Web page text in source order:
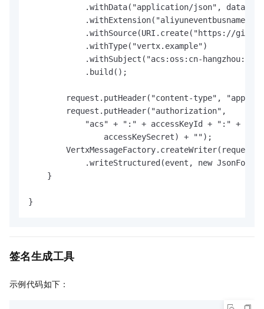
.withData("application/json",
.withExtension("aliyuneventbusname",
.withSource(URI.create("https://
            .withType("vertx.example")
.withSubject("acs:oss:cn-
            .build();
request.putHeader("content-type",
        request.putHeader("authorization",
"acs" + ":" + accessKeyId + ":" +
                accessKeySecret) + "");
        VertxMessageFactory.createWriter(request)
.writeStructured(event, new
    }
}
签名生成工具
示例代码如下：